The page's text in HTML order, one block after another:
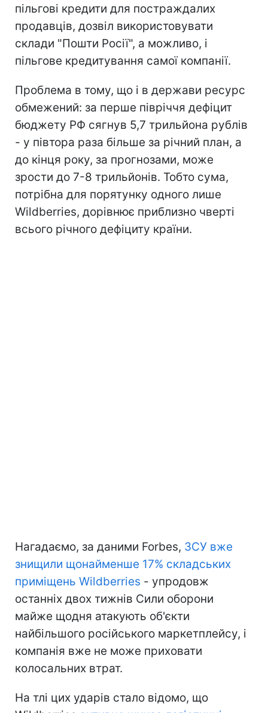
пільгові кредити для постраждалих
продавців, дозвіл використовувати
склади "Пошти Росії", а можливо, і
пільгове кредитування самої компанії.
Проблема в тому, що і в держави ресурс
обмежений: за перше півріччя дефіцит
бюджету РФ сягнув 5,7 трильйона рублів
- у півтора раза більше за річний план, а
до кінця року, за прогнозами, може
зрости до 7-8 трильйонів. Тобто сума,
потрібна для порятунку одного лише
Wildberries, дорівнює приблизно чверті
всього річного дефіциту країни.
Нагадаємо, за даними Forbes, ЗСУ вже
знищили щонайменше 17% складських
приміщень Wildberries - упродовж
останніх двох тижнів Сили оборони
майже щодня атакують об'єкти
найбільшого російського маркетплейсу, і
компанія вже не може приховати
колосальних втрат.
На тлі цих ударів стало відомо, що